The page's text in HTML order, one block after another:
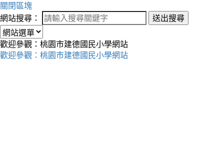
關閉區塊
網站搜尋：
送出搜尋
歡迎參觀：桃園市建德國民小學網站
歡迎參觀：桃園市建德國民小學網站